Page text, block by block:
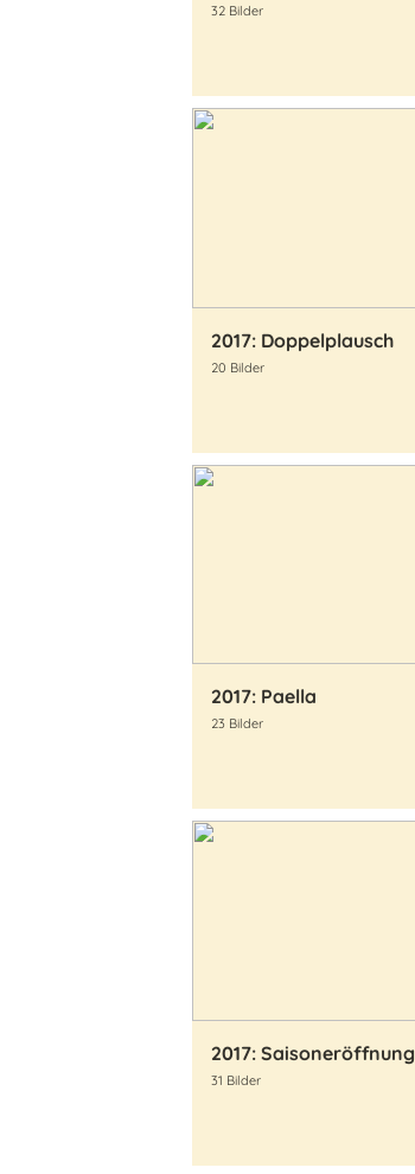
32 Bilder
2017: Doppelplausch
20 Bilder
2017: Paella
23 Bilder
2017: Saisoneröffnung
31 Bilder